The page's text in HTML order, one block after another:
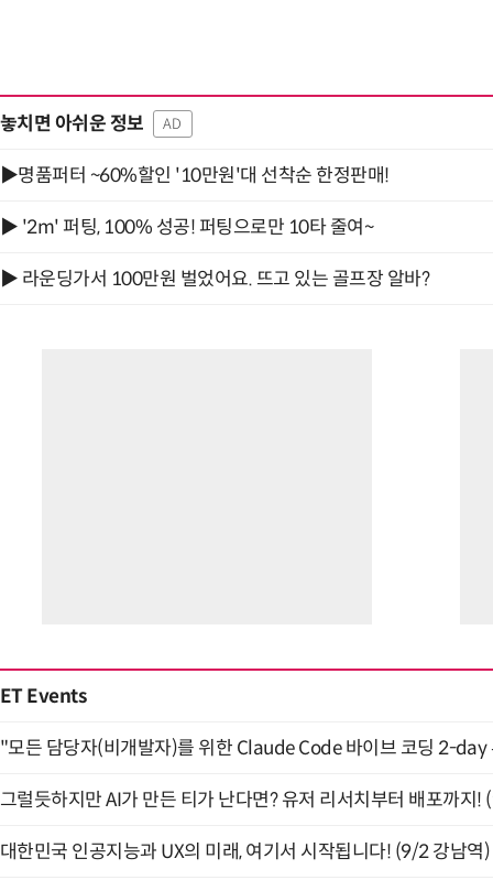
놓치면 아쉬운 정보 AD
▶명품퍼터 ~60%할인 '10만원'대 선착순 한정판매!
▶ '2m' 퍼팅, 100% 성공! 퍼팅으로만 10타 줄여~
▶ 라운딩가서 100만원 벌었어요. 뜨고 있는 골프장 알바?
ET Events
"모든 담당자(비개발자)를 위한 Claude Code 바이브 코딩 2-
그럴듯하지만 AI가 만든 티가 난다면? 유저 리서치부터 배포까지!
대한민국 인공지능과 UX의 미래, 여기서 시작됩니다! (9/2 강남역)